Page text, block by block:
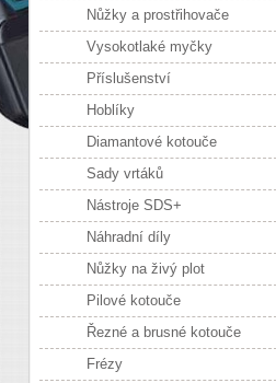
Nůžky a prostřihovače
Vysokotlaké myčky
Příslušenství
Hoblíky
Diamantové kotouče
Sady vrtáků
Nástroje SDS+
Náhradní díly
Nůžky na živý plot
Pilové kotouče
Řezné a brusné kotouče
Frézy